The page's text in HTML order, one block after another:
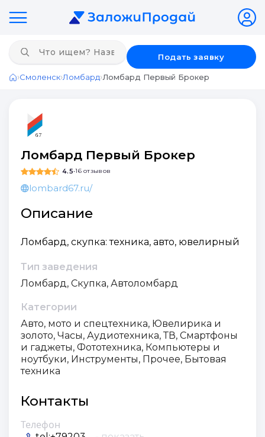
Подать заявку
Главная
›Смоленск›Ломбард›Ломбард Первый Брокер
Ломбард Первый Брокер
4.5•16 отзывов
lombard67.ru/
Описание
Ломбард, скупка: техника, авто, ювелирный
Тип заведения
Ломбард, Скупка, Автоломбард
Категории
Авто, мото и спецтехника, Ювелирика и
золото, Часы, Аудиотехника, ТВ, Смартфоны
и гаджеты, Фототехника, Компьютеры и
ноутбуки, Инструменты, Прочее, Бытовая
техника
Контакты
Телефон